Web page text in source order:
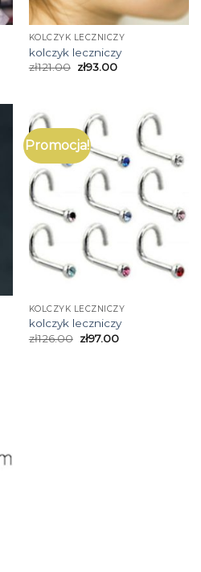
KOLCZYK LECZNICZY
kolczyk leczniczy
zł121.00 zł93.00
Promocja!
KOLCZYK LECZNICZY
kolczyk leczniczy
zł126.00 zł97.00